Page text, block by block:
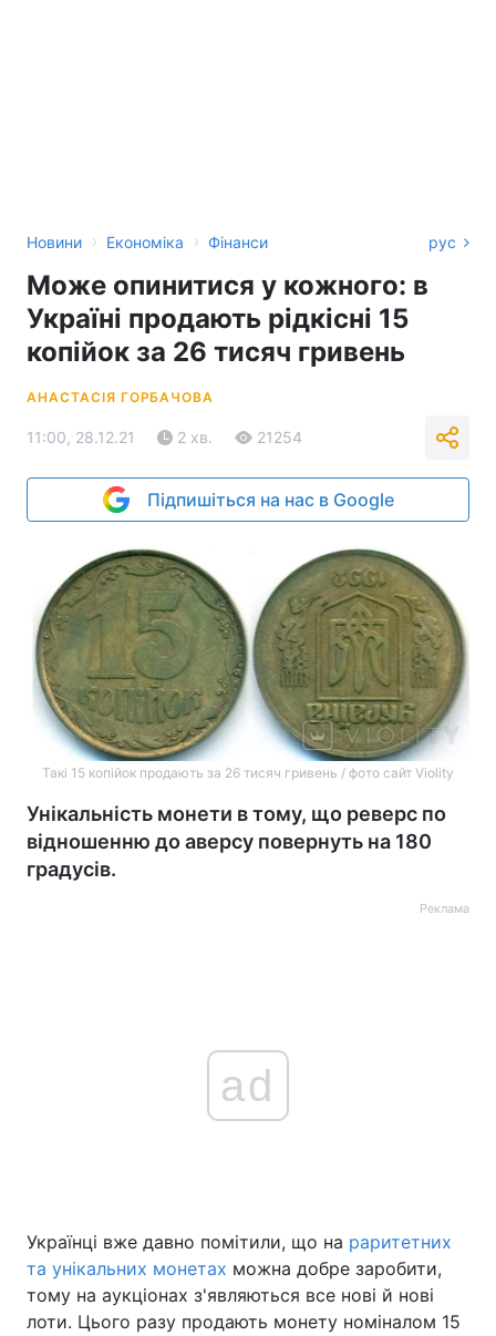
Новини › Економіка › Фінанси рус
Може опинитися у кожного: в
Україні продають рідкісні 15
копійок за 26 тисяч гривень
АНАСТАСІЯ ГОРБАЧОВА
11:00, 28.12.21 2 хв. 21254
Підпишіться на нас в Google
Такі 15 копійок продають за 26 тисяч гривень / фото сайт Violity
Унікальність монети в тому, що реверс по
відношенню до аверсу повернуть на 180
градусів.
Реклама
ad
Українці вже давно помітили, що на раритетних
та унікальних монетах можна добре заробити,
тому на аукціонах з'являються все нові й нові
лоти. Цього разу продають монету номіналом 15